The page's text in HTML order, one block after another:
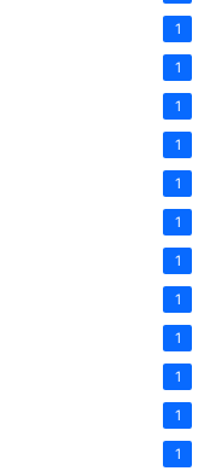
1
1
1
1
1
1
1
1
1
1
1
1